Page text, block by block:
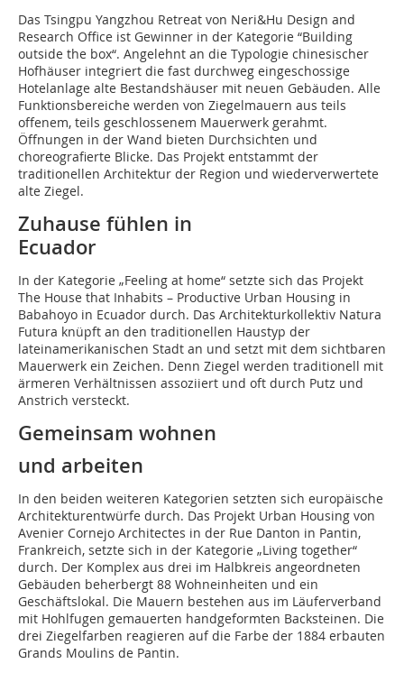
Das Tsingpu Yangzhou Retreat von Neri&Hu Design and
Research Office ist Gewinner in der Kategorie “Building
outside the box“. Angelehnt an die Typologie chinesischer
Hofhäuser integriert die fast durchweg eingeschossige
Hotelanlage alte Bestandshäuser mit neuen Gebäuden. Alle
Funktionsbereiche werden von Ziegelmauern aus teils
offenem, teils geschlossenem Mauerwerk gerahmt.
Öffnungen in der Wand bieten Durchsichten und
choreografierte Blicke. Das Projekt entstammt der
traditionellen Architektur der Region und wiederverwertete
alte Ziegel.
Zuhause fühlen in
Ecuador
In der Kategorie „Feeling at home“ setzte sich das Projekt
The House that Inhabits – Productive Urban Housing in
Babahoyo in Ecuador durch. Das Architekturkollektiv ­Natura
Futura knüpft an den traditionellen Haustyp der
lateinamerikanischen Stadt an und setzt mit dem sichtbaren
Mauerwerk ein Zeichen. Denn Ziegel werden traditionell mit
ärmeren Verhältnissen assoziiert und oft durch Putz und
Anstrich versteckt.
Gemeinsam wohnen
und arbeiten
In den beiden weiteren Kategorien setzten sich europäische
Architekturentwürfe durch. Das Projekt Urban Housing von
Avenier Cornejo Architectes in der Rue Danton in Pantin,
Frankreich, setzte sich in der Kategorie „Living together“
durch. Der Komplex aus drei im Halbkreis angeordneten
Gebäuden beherbergt 88 Wohneinheiten und ein
Geschäftslokal. Die Mauern bestehen aus im Läuferverband
mit Hohlfugen gemauerten handgeformten Backsteinen. Die
drei Ziegelfarben reagieren auf die Farbe der 1884 erbauten
Grands Moulins de Pantin.